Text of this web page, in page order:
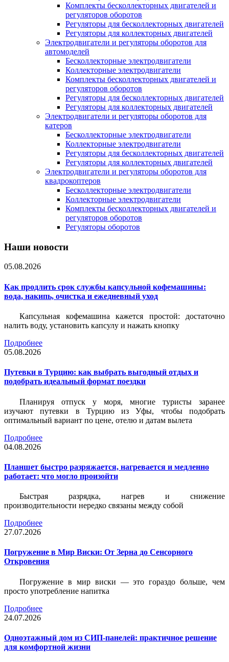
Комплекты бесколлекторных двигателей и
регуляторов оборотов
Регуляторы для бесколлекторных двигателей
Регуляторы для коллекторных двигателей
Электродвигатели и регуляторы оборотов для
автомоделей
Бесколлекторные электродвигатели
Коллекторные электродвигатели
Комплекты бесколлекторных двигателей и
регуляторов оборотов
Регуляторы для бесколлекторных двигателей
Регуляторы для коллекторных двигателей
Электродвигатели и регуляторы оборотов для
катеров
Бесколлекторные электродвигатели
Коллекторные электродвигатели
Регуляторы для бесколлекторных двигателей
Регуляторы для коллекторных двигателей
Электродвигатели и регуляторы оборотов для
квадрокоптеров
Бесколлекторные электродвигатели
Коллекторные электродвигатели
Комплекты бесколлекторных двигателей и
регуляторов оборотов
Регуляторы оборотов
Наши новости
05.08.2026
Как продлить срок службы капсульной кофемашины:
вода, накипь, очистка и ежедневный уход
Капсульная кофемашина кажется простой: достаточно
налить воду, установить капсулу и нажать кнопку
Подробнее
05.08.2026
Путевки в Турцию: как выбрать выгодный отдых и
подобрать идеальный формат поездки
Планируя отпуск у моря, многие туристы заранее
изучают путевки в Турцию из Уфы, чтобы подобрать
оптимальный вариант по цене, отелю и датам вылета
Подробнее
04.08.2026
Планшет быстро разряжается, нагревается и медленно
работает: что могло произойти
Быстрая разрядка, нагрев и снижение
производительности нередко связаны между собой
Подробнее
27.07.2026
Погружение в Мир Виски: От Зерна до Сенсорного
Откровения
Погружение в мир виски — это гораздо больше, чем
просто употребление напитка
Подробнее
24.07.2026
Одноэтажный дом из СИП-панелей: практичное решение
для комфортной жизни